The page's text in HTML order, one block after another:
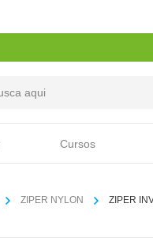
Cursos
ZIPER NYLON ZIPER